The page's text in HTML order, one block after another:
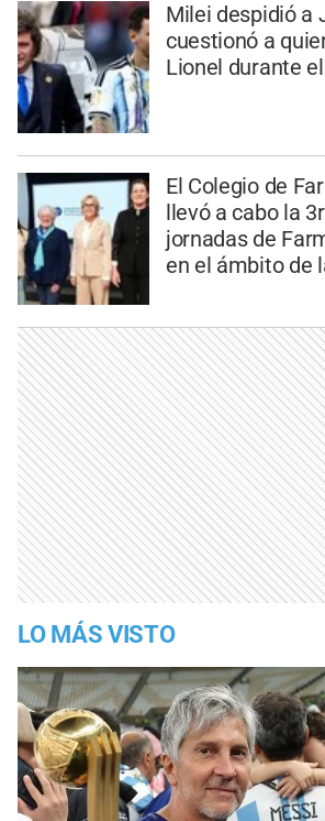
Milei despidió a
cuestionó a
Lionel durante
El Colegio de
llevó a cabo la
jornadas de
en el ámbito de
LO MÁS VISTO